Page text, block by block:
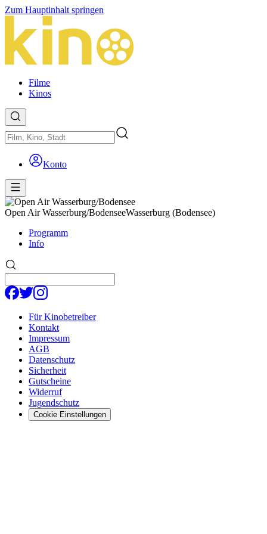
Zum Hauptinhalt springen
Filme
Kinos
Konto
Open Air Wasserburg/BodenseeWasserburg (Bodensee)
Programm
Info
Für Kinobetreiber
Kontakt
Impressum
AGB
Datenschutz
Sicherheit
Gutscheine
Widerruf
Jugendschutz
Cookie Einstellungen